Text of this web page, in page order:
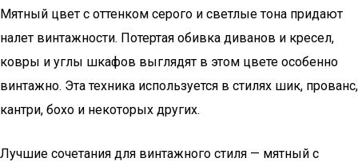
Мятный цвет с оттенком серого и светлые тона придают
налет винтажности. Потертая обивка диванов и кресел,
ковры и углы шкафов выглядят в этом цвете особенно
винтажно. Эта техника используется в стилях шик, прованс,
кантри, бохо и некоторых других.
Лучшие сочетания для винтажного стиля — мятный с